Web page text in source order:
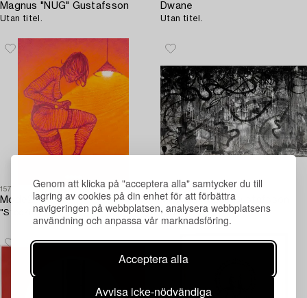
Genom att klicka på "acceptera alla" samtycker du till
lagring av cookies på din enhet för att förbättra
navigeringen på webbplatsen, analysera webbplatsens
användning och anpassa vår marknadsföring.
Acceptera alla
Avvisa icke-nödvändiga
Magnus "NUG" Gustafsson
Utan titel.
Dwane
Utan titel.
1575542
Mode2
"Stockings".
1484521
Magnus "NUG" Gustafsson
Utan titel.